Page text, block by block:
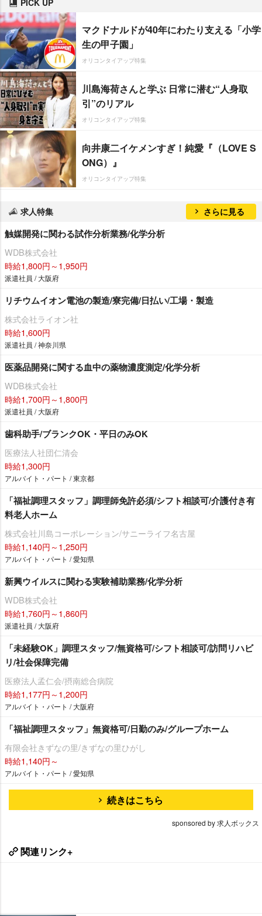
マクドナルドが40年にわたり支える「小学
生の甲子園」
オリコンタイアップ特集
川島海荷さんと学ぶ 日常に潜む“人身取
引”のリアル
オリコンタイアップ特集
向井康二イケメンすぎ！純愛『（LOVE S
ONG）』
オリコンタイアップ特集
求人特集 さらに見る
触媒開発に関わる試作分析業務/化学分析
WDB株式会社
時給1,800円～1,950円
派遣社員 / 大阪府
リチウムイオン電池の製造/寮完備/日払い/工場・製造
株式会社ライオン社
時給1,600円
派遣社員 / 神奈川県
医薬品開発に関する血中の薬物濃度測定/化学分析
WDB株式会社
時給1,700円～1,800円
派遣社員 / 大阪府
歯科助手/ブランクOK・平日のみOK
医療法人社団仁清会
時給1,300円
アルバイト・パート / 東京都
「福祉調理スタッフ」調理師免許必須/シフト相談可/介護付き有
料老人ホーム
株式会社川島コーポレーション/サニーライフ名古屋
時給1,140円～1,250円
アルバイト・パート / 愛知県
新興ウイルスに関わる実験補助業務/化学分析
WDB株式会社
時給1,760円～1,860円
派遣社員 / 大阪府
「未経験OK」調理スタッフ/無資格可/シフト相談可/訪問リハビ
リ/社会保障完備
医療法人孟仁会/摂南総合病院
時給1,177円～1,200円
アルバイト・パート / 大阪府
「福祉調理スタッフ」無資格可/日勤のみ/グループホーム
有限会社きずなの里/きずなの里ひがし
時給1,140円～
アルバイト・パート / 愛知県
続きはこちら
sponsored by 求人ボックス
関連リンク+